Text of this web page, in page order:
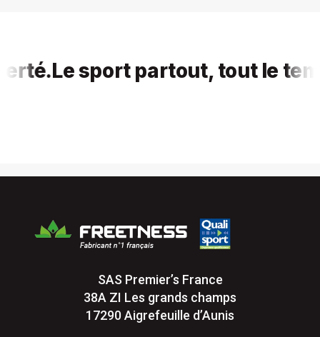
Le sport partout, tout le temps,
SAS Premier’s France
38A ZI Les grands champs
17290 Aigrefeuille d’Aunis